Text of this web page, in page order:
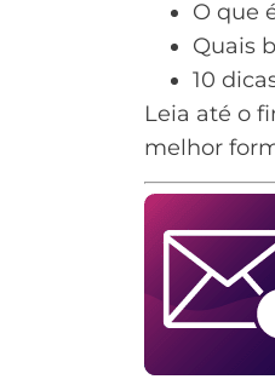
O que
Quais
10
Leia até o
melhor